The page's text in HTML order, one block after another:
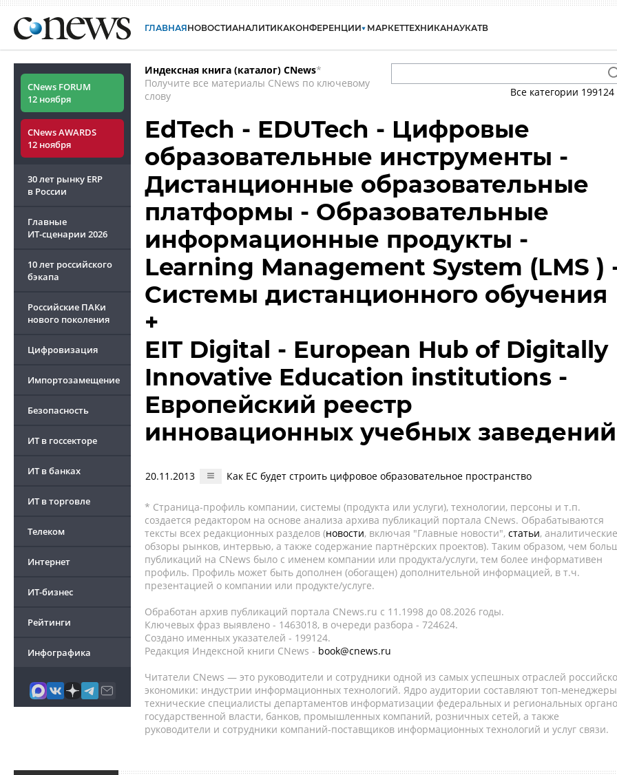
ГЛАВНАЯНОВОСТИАНАЛИТИКАКОНФЕРЕНЦИИ МАРКЕТТЕХНИКАНАУКАТВ
CNews FORUM
12 ноября
CNews AWARDS
12 ноября
30 лет рынку ERP
в России
Главные
ИТ-сценарии 2026
10 лет российского
бэкапа
Российские ПАКи
нового поколения
Цифровизация
Импортозамещение
Безопасность
ИТ в госсекторе
ИТ в банках
ИТ в торговле
Телеком
Интернет
ИТ-бизнес
Рейтинги
Инфографика
Индексная книга (каталог) CNews*
Получите все материалы CNews по ключевому
слову
Все категории 199124
EdTech - EDUTech - Цифровые
образовательные инструменты -
Дистанционные образовательные
платформы - Образовательные
информационные продукты -
Learning Management System (LMS )
Системы дистанционного обучения
+
EIT Digital - European Hub of Digitally
Innovative Education institutions -
Европейский реестр
инновационных учебных заведений
20.11.2013 Как ЕС будет строить цифровое образовательное пространство
* Страница-профиль компании, системы (продукта или услуги), технологии, персоны и т.п.
создается редактором на основе анализа архива публикаций портала CNews. Обрабатываются
тексты всех редакционных разделов (новости, включая "Главные новости", статьи, аналитические
обзоры рынков, интервью, а также содержание партнёрских проектов). Таким образом, чем
публикаций на CNews было с именем компании или продукта/услуги, тем более информативен
профиль. Профиль может быть дополнен (обогащен) дополнительной информацией, в т.ч.
презентацией о компании или продукте/услуге.
Обработан архив публикаций портала CNews.ru c 11.1998 до 08.2026 годы.
Ключевых фраз выявлено - 1463018, в очереди разбора - 724624.
Создано именных указателей - 199124.
Редакция Индексной книги CNews - book@cnews.ru
Читатели CNews — это руководители и сотрудники одной из самых успешных отраслей
экономики: индустрии информационных технологий. Ядро аудитории составляют топ-
технические специалисты департаментов информатизации федеральных и региональных
государственной власти, банков, промышленных компаний, розничных сетей, а также
руководители и сотрудники компаний-поставщиков информационных технологий и услуг связи.